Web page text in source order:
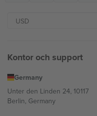
Kontor och support
Germany
Unter den Linden 24, 10117
Berlin, Germany